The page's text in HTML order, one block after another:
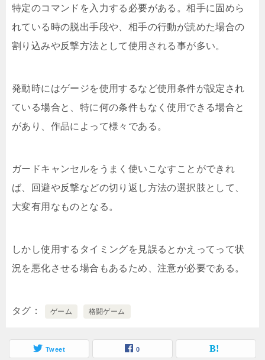
特定のコマンドを入力する必要がある。相手に固めら
れている時の脱出手段や、相手の行動が読めた場合の
割り込みや反撃方法として使用される事が多い。
発動時にはゲージを使用するなど使用条件が設定され
ている場合と、特に何の条件もなく使用できる場合と
があり、作品によって様々である。
ガードキャンセルをうまく使いこなすことができれ
ば、回避や反撃などの切り返し方法の選択肢として、
大変有用なものとなる。
しかし使用するタイミングを見誤るとかえってって状
況を悪化させる場合もあるため、注意が必要である。
タグ ゲーム 格闘ゲーム
Tweet 0